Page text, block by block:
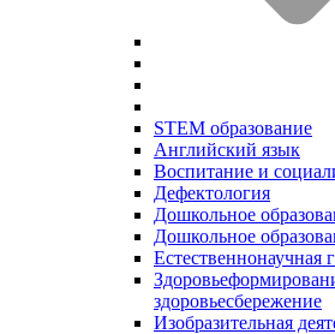
STEM образование
Английский язык
Воспитание и
Дефектология
Дошкольное
Дошкольное
Естественнонаучная
здоровьесбережение
Изобразительная